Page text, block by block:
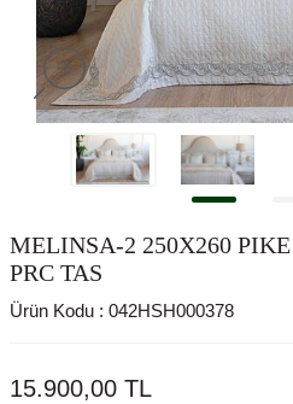
MELINSA-2 250X260
PRC TAS
Ürün Kodu : 042HSH000378
15.900,00 TL